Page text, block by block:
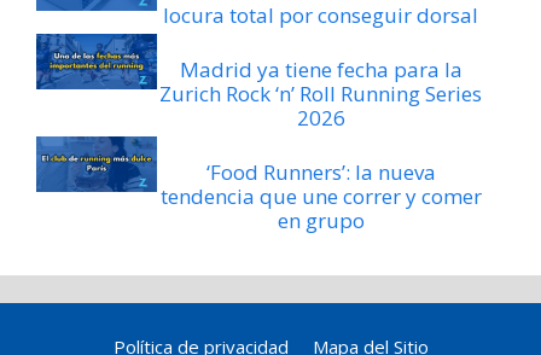
locura total por conseguir dorsal
Madrid ya tiene fecha para la
Zurich Rock ‘n’ Roll Running Series
2026
‘Food Runners’: la nueva
tendencia que une correr y comer
en grupo
Política de privacidad Mapa del Sitio